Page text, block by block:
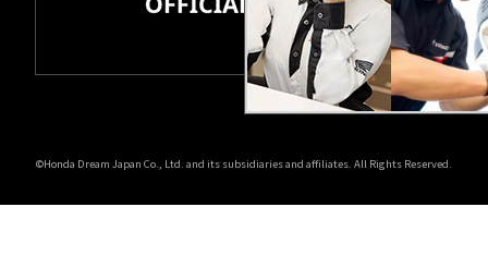
©Honda Dream Japan Co., Ltd. and its subsidiaries and affiliates. All Rights Reserved.